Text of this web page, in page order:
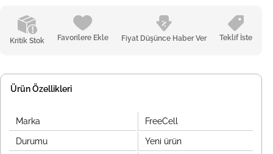
Kritik Stok Favorilere Ekle Fiyat Düşünce Haber Ver Teklif İste
Ürün Özellikleri
Marka FreeCell
Durumu Yeni ürün